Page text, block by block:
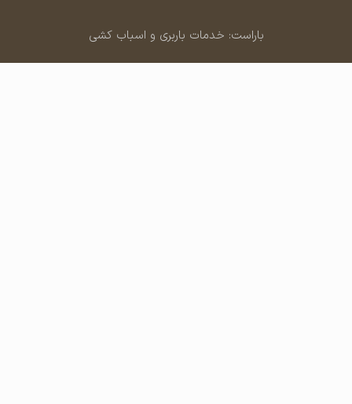
باراست: خدمات باربری و اسباب کشی